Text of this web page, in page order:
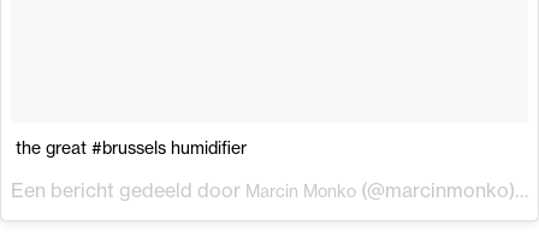
the great #brussels humidifier
Een bericht gedeeld door Marcin Monko (@marcinmonko) op